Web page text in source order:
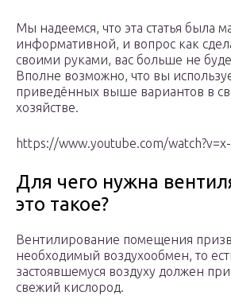
Мы надеемся, что эта статья была
информативной, и вопрос как
своими руками, вас больше не
Вполне возможно, что вы
приведённых выше вариантов в
хозяйстве.
https://www.youtube.com/watch?v=x-
Для чего нужна
это такое?
Вентилирование помещения
необходимый воздухообмен, то
застоявшемуся воздуху должен
свежий кислород.